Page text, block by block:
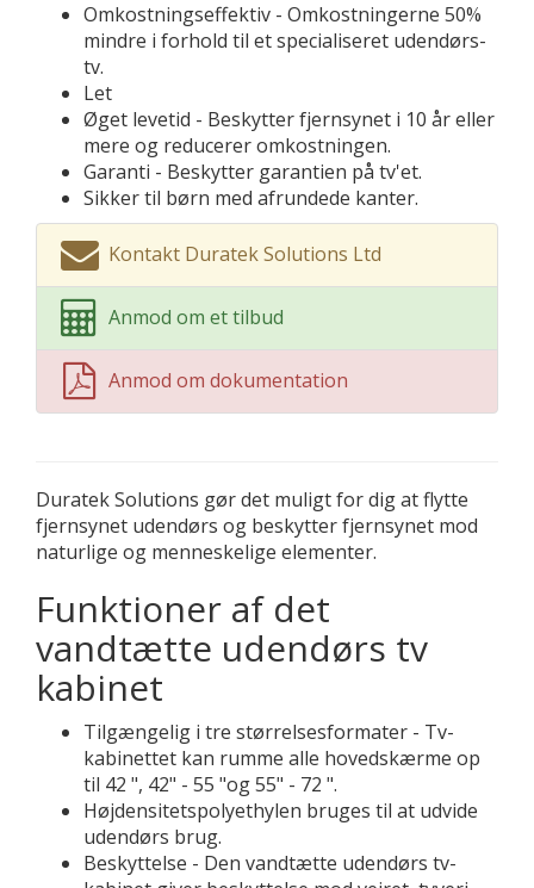
Omkostningseffektiv - Omkostningerne 50%
mindre i forhold til et specialiseret udendørs-
tv.
Let
Øget levetid - Beskytter fjernsynet i 10 år eller
mere og reducerer omkostningen.
Garanti - Beskytter garantien på tv'et.
Sikker til børn med afrundede kanter.
Kontakt Duratek Solutions Ltd
Anmod om et tilbud
Anmod om dokumentation
Duratek Solutions gør det muligt for dig at flytte
fjernsynet udendørs og beskytter fjernsynet mod
naturlige og menneskelige elementer.
Funktioner af det
vandtætte udendørs tv
kabinet
Tilgængelig i tre størrelsesformater - Tv-
kabinettet kan rumme alle hovedskærme op
til 42 ", 42" - 55 "og 55" - 72 ".
Højdensitetspolyethylen bruges til at udvide
udendørs brug.
Beskyttelse - Den vandtætte udendørs tv-